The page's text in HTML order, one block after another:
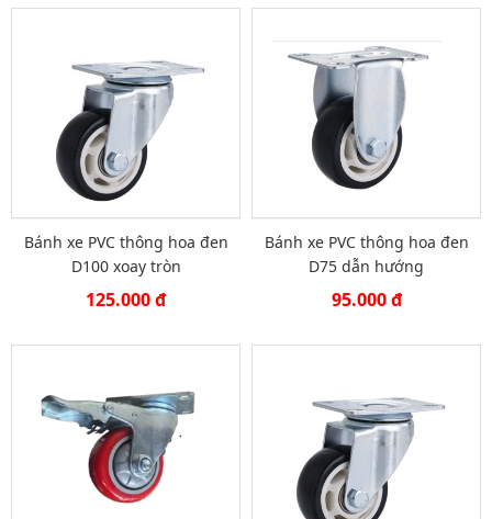
Bánh xe PVC thông hoa đen
D100 xoay tròn
125.000 đ
Bánh xe PVC thông hoa đen
D75 dẫn hướng
95.000 đ